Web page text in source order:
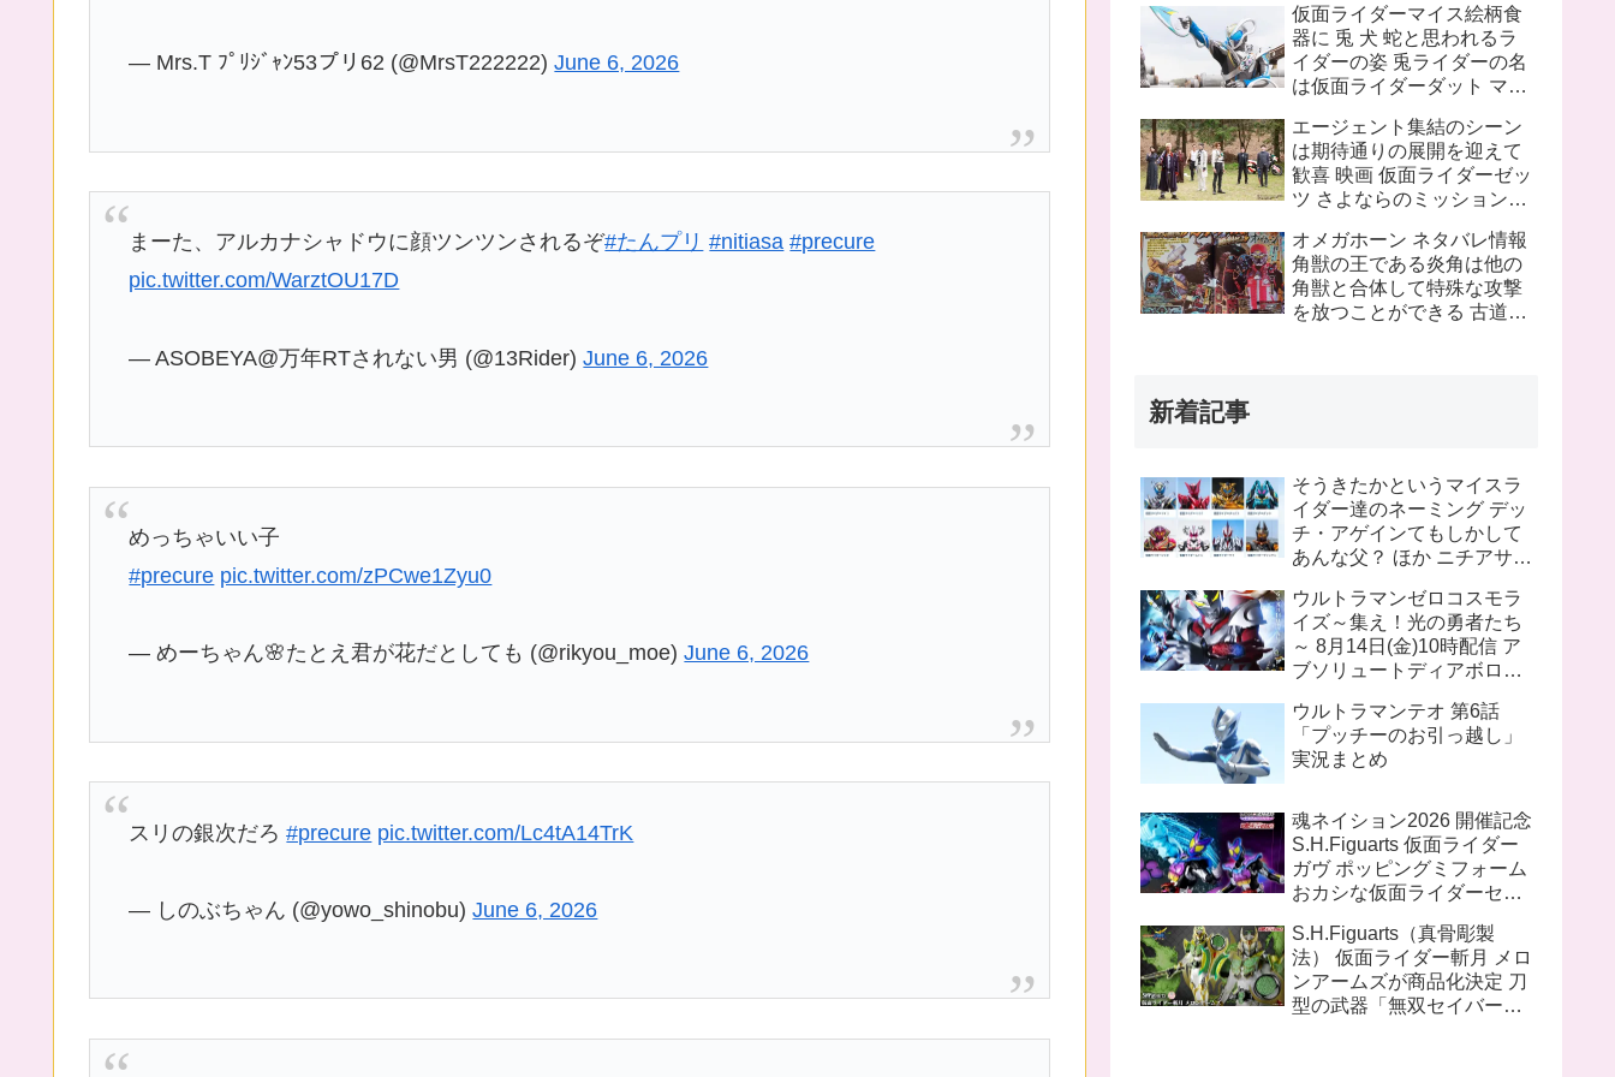
— Mrs.T ﾌﾟﾘｼﾞｬﾝ53プリ62 (@MrsT222222)June 6, 2026
まーた、アルカナシャドウに顔ツンツンされるぞ#たんプリ #nitiasa #precure
pic.twitter.com/WarztOU17D
— ASOBEYA@万年RTされない男 (@13Rider)June 6, 2026
めっちゃいい子
#precure pic.twitter.com/zPCwe1Zyu0
— めーちゃん🌸たとえ君が花だとしても (@rikyou_moe)June 6, 2026
スリの銀次だろ#precure pic.twitter.com/Lc4tA14TrK
— しのぶちゃん (@yowo_shinobu)June 6, 2026
ピンチにプッチーが巨大化
したぞ！
仮面ライダーマイス絵柄食
器に 兎 犬 蛇と思われるラ
イダーの姿 兎ライダーの名
は仮面ライダーダット マイ
タートルフレーム
エージェント集結のシーン
は期待通りの展開を迎えて
歓喜 映画 仮面ライダーゼッ
ツ さよならのミッションネ
オメガホーン ネタバレ情報
角獣の王である炎角は他の
角獣と合体して特殊な攻撃
を放つことができる 古道具
新着記事
そうきたかというマイスラ
イダー達のネーミング デッ
チ・アゲインてもしかして
あんな父？ ほか ニチアサ話
ウルトラマンゼロコスモラ
イズ～集え！光の勇者たち
～ 8月14日(金)10時配信 ア
ブソリュートディアボロの
の流れをくむ話か？ オメガ
アーク ブレイザー も参戦す
る模様
ウルトラマンテオ 第6話
「プッチーのお引っ越し」
実況まとめ
魂ネイション2026 開催記念
S.H.Figuarts 仮面ライダー
ガヴ ポッピングミフォーム
おカシな仮面ライダーセッ
法） 仮面ライダー1号／本
郷猛（仮面ライダーTHE
FIRST）
S.H.Figuarts（真骨彫製
法） 仮面ライダー斬月 メロ
ンアームズが商品化決定 刀
型の武器「無双セイバー」